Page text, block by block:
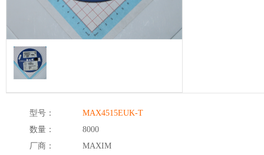
型号：
MAX4515EUK-T
数量：
8000
厂商：
MAXIM